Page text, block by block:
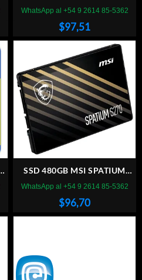
S270 SATA 6.0GB/S
$97,51
WhatsApp al +54 9 2614 85-5362
SSD 480GB MSI SPATIUM
S270 SATA
$96,70
WhatsApp al +54 9 2614 85-5362